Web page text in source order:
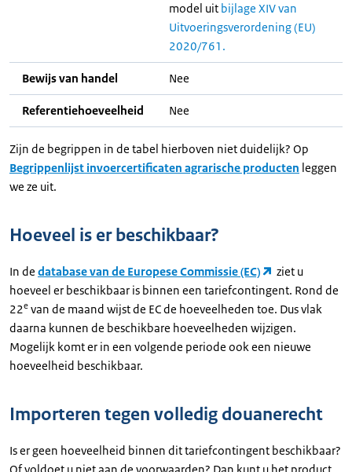
model uit bijlage XIV van
Uitvoeringsverordening (EU)
2020/761.
Bewijs van handel Nee
Referentiehoeveelheid Nee
Zijn de begrippen in de tabel hierboven niet duidelijk? Op
Begrippenlijst invoercertificaten agrarische producten leggen
we ze uit.
Hoeveel is er beschikbaar?
In de database van de Europese Commissie (EC)
ziet u
hoeveel er beschikbaar is binnen een tariefcontingent. Rond de
22e van de maand wijst de EC de hoeveelheden toe. Dus vlak
daarna kunnen de beschikbare hoeveelheden wijzigen.
Mogelijk komt er in een volgende periode ook een nieuwe
hoeveelheid beschikbaar.
Importeren tegen volledig douanerecht
Is er geen hoeveelheid binnen dit tariefcontingent beschikbaar?